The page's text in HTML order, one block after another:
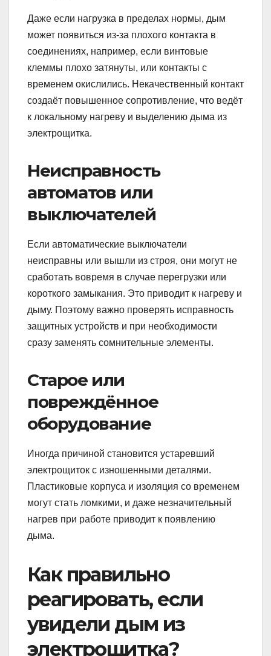
Даже если нагрузка в пределах нормы, дым
может появиться из-за плохого контакта в
соединениях, например, если винтовые
клеммы плохо затянуты, или контакты с
временем окислились. Некачественный контакт
создаёт повышенное сопротивление, что ведёт
к локальному нагреву и выделению дыма из
электрощитка.
Неисправность
автоматов или
выключателей
Если автоматические выключатели
неисправны или вышли из строя, они могут не
сработать вовремя в случае перегрузки или
короткого замыкания. Это приводит к нагреву и
дыму. Поэтому важно проверять исправность
защитных устройств и при необходимости
сразу заменять сомнительные элементы.
Старое или
повреждённое
оборудование
Иногда причиной становится устаревший
электрощиток с изношенными деталями.
Пластиковые корпуса и изоляция со временем
могут стать ломкими, и даже незначительный
нагрев при работе приводит к появлению
дыма.
Как правильно
реагировать, если
увидели дым из
электрощитка?